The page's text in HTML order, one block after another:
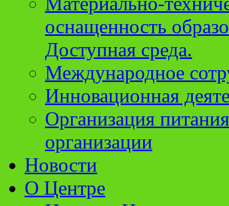
оснащенность
Доступная среда.
Международное
Инновационная
Организация
организации
Новости
О Центре